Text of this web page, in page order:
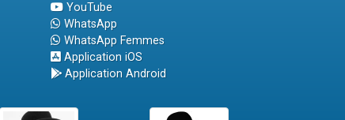
YouTube
WhatsApp
WhatsApp Femmes
Application iOS
Application Android